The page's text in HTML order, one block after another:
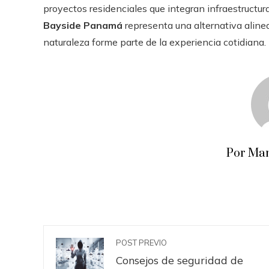
proyectos residenciales que integran
Bayside Panamá representa una alternativa
naturaleza forme parte de la experiencia cotidiana.
Por
POST PREVIO
Consejos de seguridad de